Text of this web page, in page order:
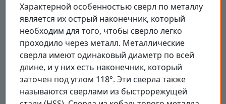
Характерной особенностью сверл по металлу
является их острый наконечник, который
необходим для того, чтобы сверло легко
проходило через металл. Металлические
сверла имеют одинаковый диаметр по всей
длине, и у них есть наконечник, который
заточен под углом 118°. Эти сверла также
называются сверлами из быстрорежущей